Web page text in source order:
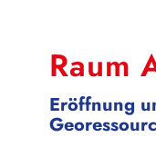
Raum
Eröffnung